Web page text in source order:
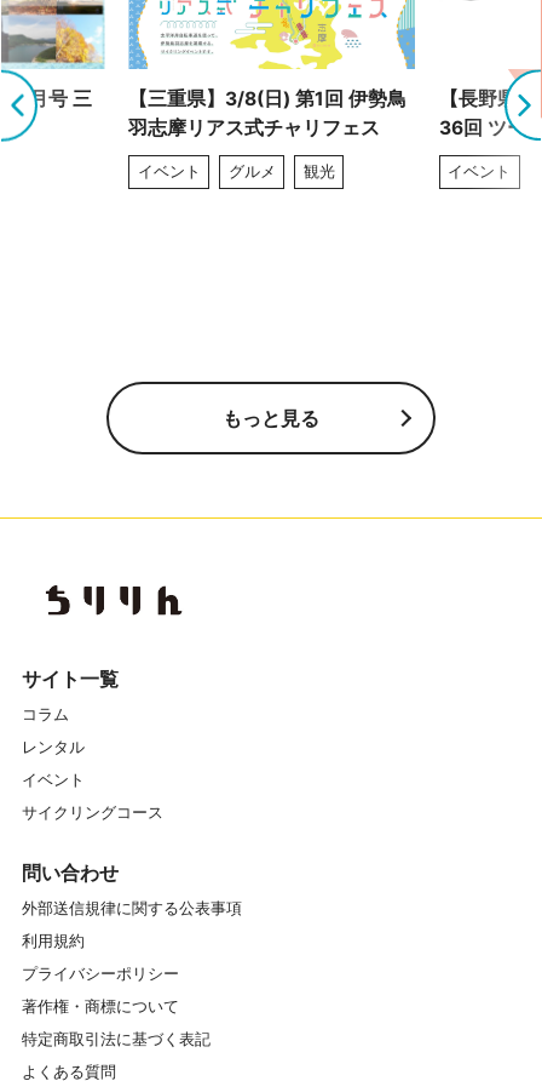
9月号 三
【三重県】3/8(日) 第1回 伊勢鳥
羽志摩リアス式チャリフェス
イベント グルメ 観光
【長野県
36回 ツー
イベント
もっと見る
サイト一覧
コラム
レンタル
イベント
サイクリングコース
問い合わせ
外部送信規律に関する公表事項
利用規約
プライバシーポリシー
著作権・商標について
特定商取引法に基づく表記
よくある質問